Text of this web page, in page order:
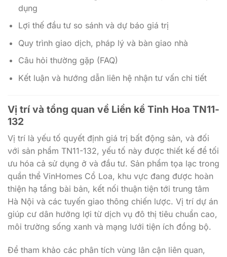
dụng
Lợi thế đầu tư so sánh và dự báo giá trị
Quy trình giao dịch, pháp lý và bàn giao nhà
Câu hỏi thường gặp (FAQ)
Kết luận và hướng dẫn liên hệ nhận tư vấn chi tiết
Vị trí và tổng quan về Liền kề Tinh Hoa TN11-
132
Vị trí là yếu tố quyết định giá trị bất động sản, và đối
với sản phẩm TN11-132, yếu tố này được thiết kế để tối
ưu hóa cả sử dụng ở và đầu tư. Sản phẩm tọa lạc trong
quần thể VinHomes Cổ Loa, khu vực đang được hoàn
thiện hạ tầng bài bản, kết nối thuận tiện tới trung tâm
Hà Nội và các tuyến giao thông chiến lược. Vị trí dự án
giúp cư dân hưởng lợi từ dịch vụ đô thị tiêu chuẩn cao,
môi trường sống xanh và mạng lưới tiện ích đồng bộ.
Để tham khảo các phân tích vùng lân cận liên quan,